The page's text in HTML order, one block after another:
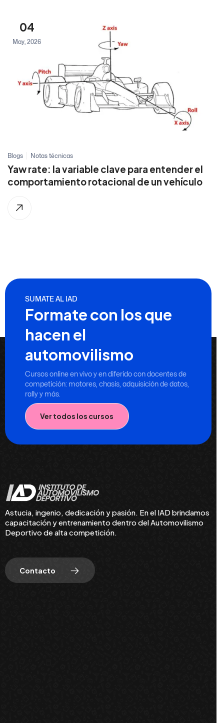
04
May, 2026
Blogs Notas técnicas
Yaw rate: la variable clave para entender el
comportamiento rotacional de un vehículo
SUMATE AL IAD
Formate con los que
hacen el
automovilismo
Cursos online en vivo y en diferido con docentes de
competición: motores, chasis, adquisición de datos,
rally y más.
Ver todos los cursos
Astucia, ingenio, dedicación y pasión. En el IAD brindamos
capacitación y entrenamiento dentro del Automovilismo
Deportivo de alta competición.
Contacto